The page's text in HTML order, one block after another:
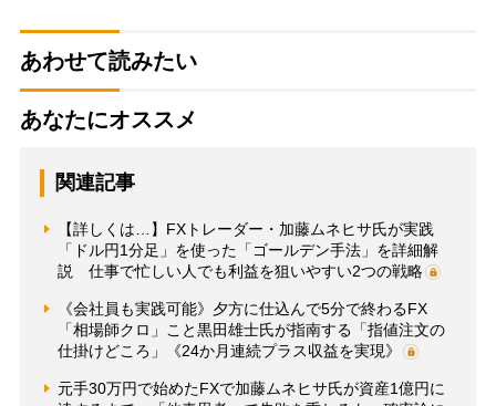
あわせて読みたい
あなたにオススメ
関連記事
【詳しくは…】FXトレーダー・加藤ムネヒサ氏が実践
「ドル円1分足」を使った「ゴールデン手法」を詳細解
説 仕事で忙しい人でも利益を狙いやすい2つの戦略
《会社員も実践可能》夕方に仕込んで5分で終わるFX
「相場師クロ」こと黒田雄士氏が指南する「指値注文の
仕掛けどころ」《24か月連続プラス収益を実現》
元手30万円で始めたFXで加藤ムネヒサ氏が資産1億円に